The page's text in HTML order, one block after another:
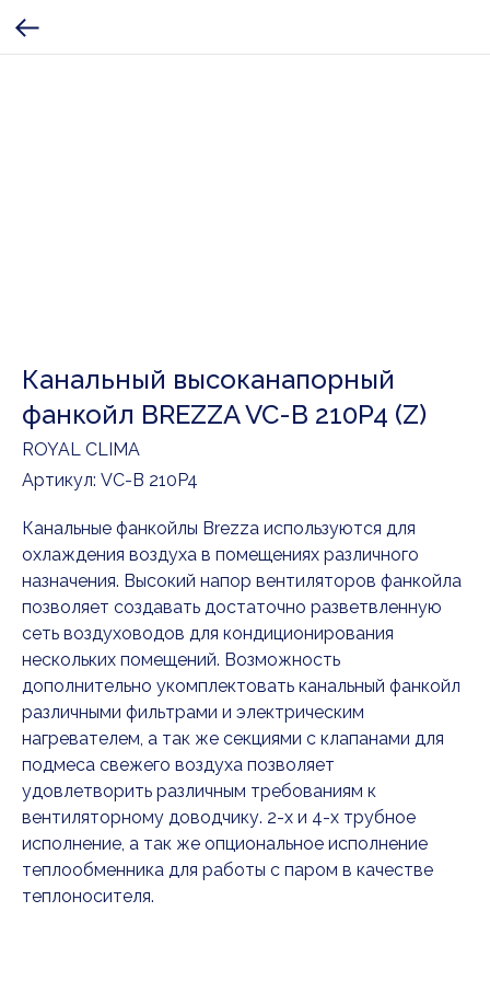
Канальный высоканапорный
фанкойл BREZZA VC-B 210P4 (Z)
ROYAL CLIMA
Артикул: VC-B 210P4
Канальные фанкойлы Brezza используются для
охлаждения воздуха в помещениях различного
назначения. Высокий напор вентиляторов фанкойла
позволяет создавать достаточно разветвленную
сеть воздуховодов для кондиционирования
нескольких помещений. Возможность
дополнительно укомплектовать канальный фанкойл
различными фильтрами и электрическим
нагревателем, а так же секциями с клапанами для
подмеса свежего воздуха позволяет
удовлетворить различным требованиям к
вентиляторному доводчику. 2-х и 4-х трубное
исполнение, а так же опциональное исполнение
теплообменника для работы с паром в качестве
теплоносителя.